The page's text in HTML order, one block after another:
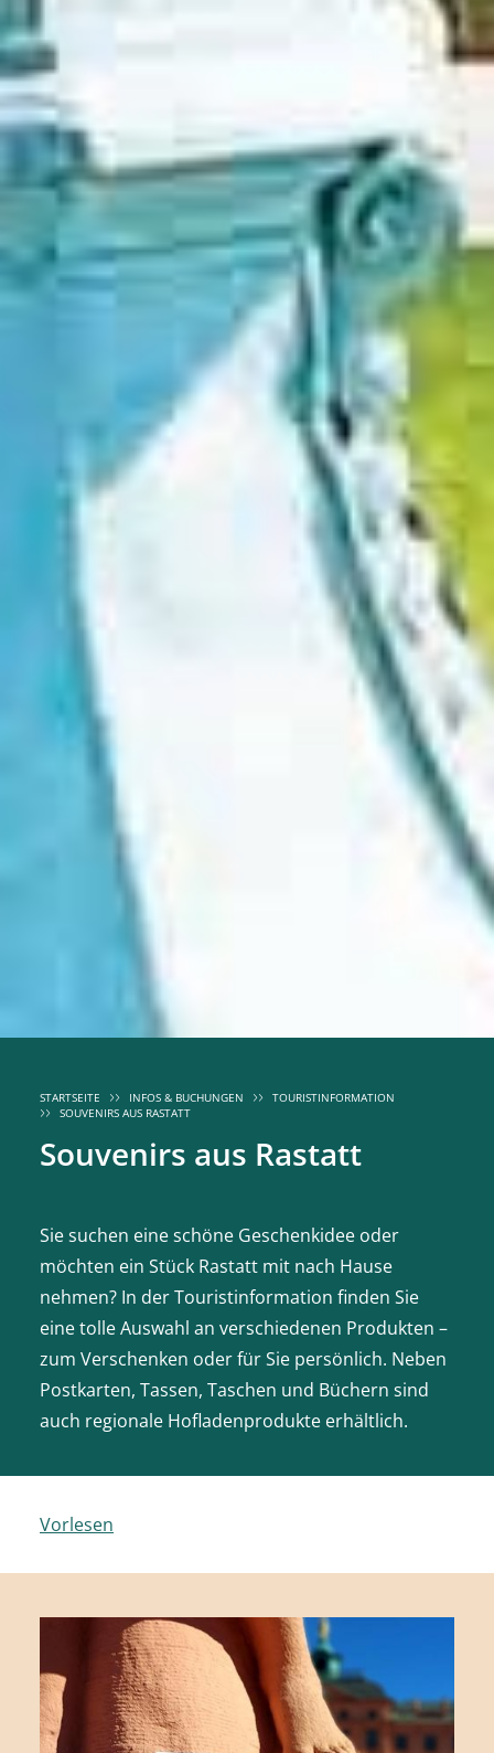
STARTSEITE INFOS & BUCHUNGEN
TOURISTINFORMATION
SOUVENIRS AUS RASTATT
Souvenirs aus Rastatt
Sie suchen eine schöne Geschenkidee oder
möchten ein Stück Rastatt mit nach Hause
nehmen? In der Touristinformation finden Sie
eine tolle Auswahl an verschiedenen Produkten –
zum Verschenken oder für Sie persönlich. Neben
Postkarten, Tassen, Taschen und Büchern sind
auch regionale Hofladenprodukte erhältlich.
Vorlesen